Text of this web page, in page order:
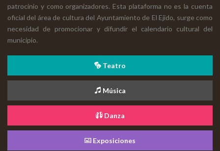
patrocinio y como organizadores. Esta plataforma no es la cuenta
oficial del área de cultura del Ayuntamiento de El Ejido, surge como
necesidad de promocionar y difundir el calendario cultural del
municipio.
Teatro
Música
Danza
Exposiciones